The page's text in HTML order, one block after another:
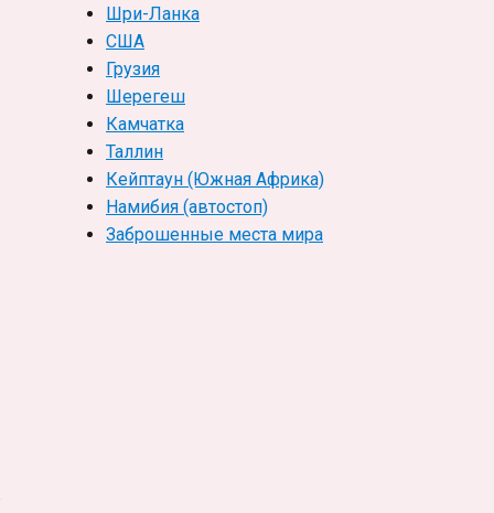
Шри-Ланка
США
Грузия
Шерегеш
Камчатка
Таллин
Кейптаун (Южная Африка)
Намибия (автостоп)
Заброшенные места мира